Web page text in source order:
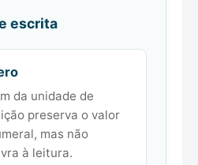
escrita
da unidade de
preserva o valor
mas não
à leitura.